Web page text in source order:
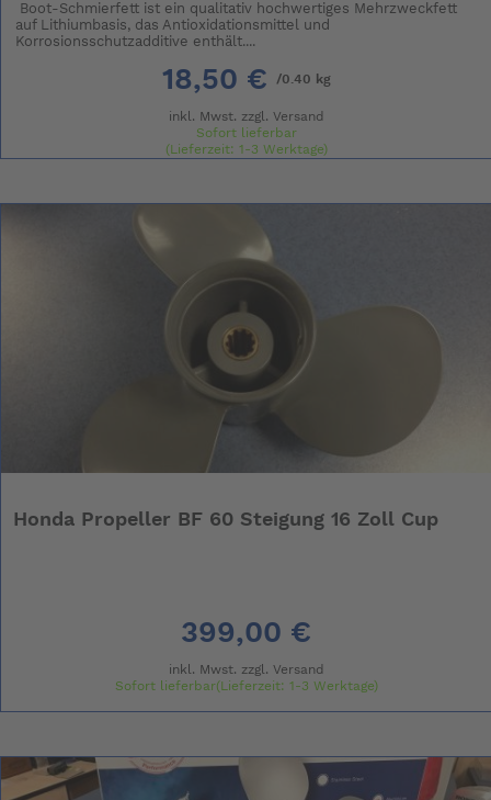
Boot-Schmierfett ist ein qualitativ hochwertiges Mehrzweckfett
auf Lithiumbasis, das Antioxidationsmittel und
Korrosionsschutzadditive enthält....
18,50 € /0.40 kg
inkl. Mwst. zzgl. Versand
Sofort lieferbar
(Lieferzeit: 1-3 Werktage)
Honda Propeller BF 60 Steigung 16 Zoll Cup
399,00 €
inkl. Mwst. zzgl. Versand
Sofort lieferbar(Lieferzeit: 1-3 Werktage)